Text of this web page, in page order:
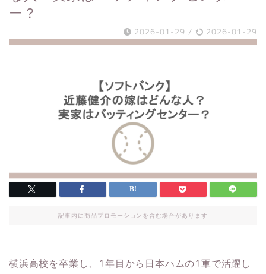
ー？
2026-01-29 / 2026-01-29
記事内に商品プロモーションを含む場合があります
横浜高校を卒業し、1年目から日本ハムの1軍で活躍し